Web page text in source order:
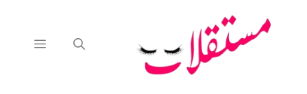
القائمة